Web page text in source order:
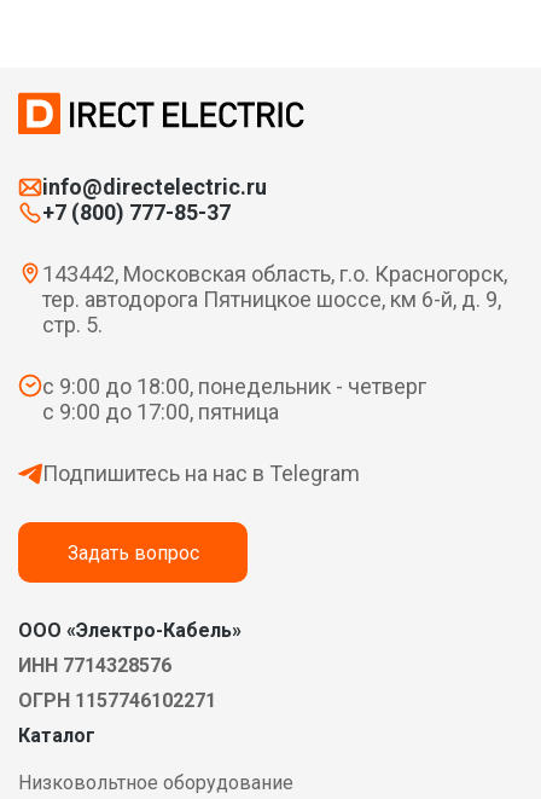
info@directelectric.ru
+7 (800) 777-85-37
143442, Московская область, г.о. Красногорск,
тер. автодорога Пятницкое шоссе, км 6-й, д. 9,
стр. 5.
с 9:00 до 18:00, понедельник - четверг
с 9:00 до 17:00, пятница
Подпишитесь на нас в Telegram
Задать вопрос
ООО «Электро-Кабель»
ИНН 7714328576
ОГРН 1157746102271
Каталог
Низковольтное оборудование